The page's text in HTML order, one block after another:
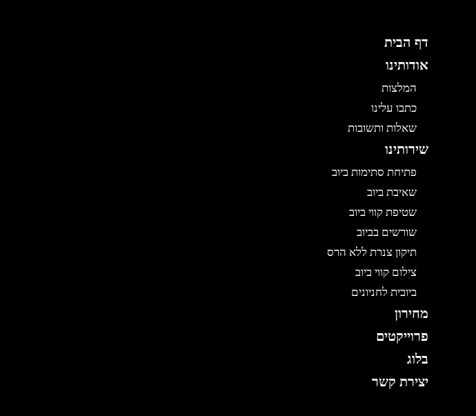
דף הבית
אודותינו
המלצות
כתבו עלינו
שאלות ותשובות
שירותינו
פתיחת סתימות ביוב
שאיבת ביוב
שטיפת קווי ביוב
שורשים בביוב
תיקון צנרת ללא הרס
צילום קווי ביוב
ביובית לחניונים
מחירון
פרוייקטים
בלוג
יצירת קשר